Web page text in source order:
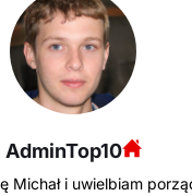
AdminTop10
Michał i uwielbiam